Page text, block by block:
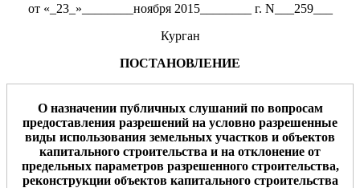
от «_23_»________ноября 2015________ г. N___259___
Курган
ПОСТАНОВЛЕНИЕ
О назначении публичных слушаний по вопросам
предоставления разрешений на условно разрешенные
виды использования земельных участков и объектов
капитального строительства и на отклонение от
предельных параметров разрешенного строительства,
реконструкции объектов капитального строительства